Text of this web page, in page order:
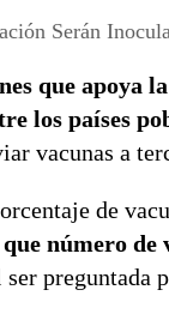
Serán
que apoya
los países
vacunas a
de
número de
preguntada